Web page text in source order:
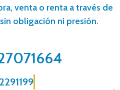
venta o renta a través de
obligación ni presión.